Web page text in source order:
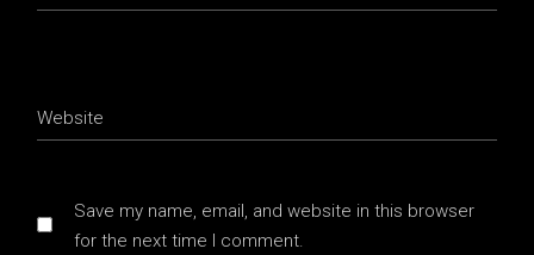
Save my name, email, and website in this browser
for the next time I comment.